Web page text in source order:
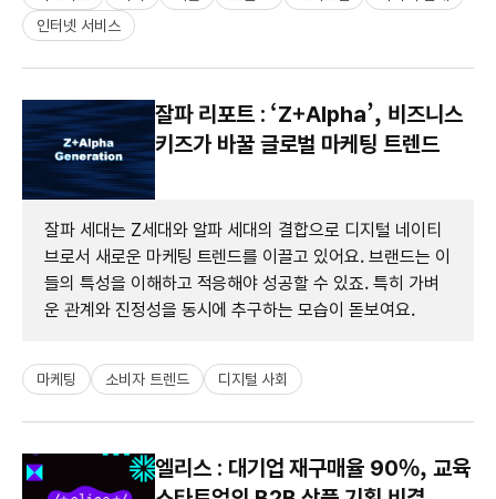
인터넷 서비스
잘파 리포트 : ‘Z+Alpha’, 비즈니스
키즈가 바꿀 글로벌 마케팅 트렌드
잘파 세대는 Z세대와 알파 세대의 결합으로 디지털 네이티
브로서 새로운 마케팅 트렌드를 이끌고 있어요. 브랜드는 이
들의 특성을 이해하고 적응해야 성공할 수 있죠. 특히 가벼
운 관계와 진정성을 동시에 추구하는 모습이 돋보여요.
마케팅 소비자 트렌드 디지털 사회
엘리스 : 대기업 재구매율 90%, 교육